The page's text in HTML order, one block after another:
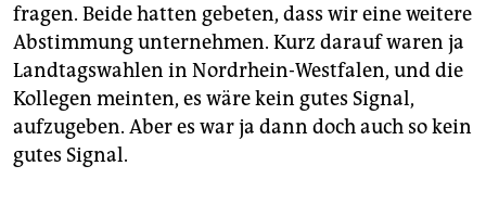
fragen. Beide hatten gebeten, dass wir eine weitere
Abstimmung unternehmen. Kurz darauf waren ja
Landtagswahlen in Nordrhein-Westfalen, und die
Kollegen meinten, es wäre kein gutes Signal,
aufzugeben. Aber es war ja dann doch auch so kein
gutes Signal.